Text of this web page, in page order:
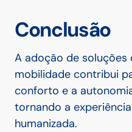
Conclusão
A adoção de soluções
mobilidade contribui
conforto e a
tornando a
humanizada.